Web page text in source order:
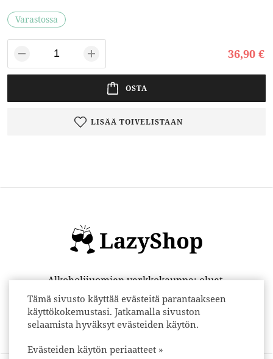
Varastossa
36,90 €
OSTA
LISÄÄ TOIVELISTAAN
Alkoholijuomien verkkokauppa: oluet,
viinit, väkevät alkoholijuomat ja
vähäalkoholiset juomat
Tämä sivusto käyttää evästeitä parantaakseen
käyttökokemustasi. Jatkamalla sivuston
selaamista hyväksyt evästeiden käytön.
Evästeiden käytön periaatteet »